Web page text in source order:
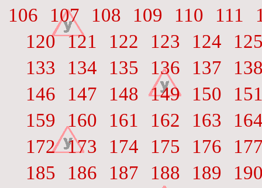
106
107 108 109 110 111
120 121 122 123 124
133
134 135 136 137
146
147 148 149 150
159
160 161 162 163
172 173 174 175 176
185
186 187 188 189